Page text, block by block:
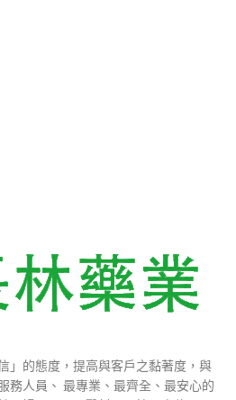
」的態度，提高與客戶之黏著度，與
務人員、 最專業、最齊全、最安心的